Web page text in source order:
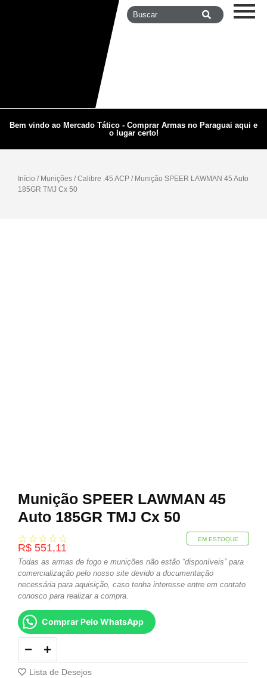
Bem vindo ao Mercado Tático - Comprar Armas no Paraguai aqui e
o lugar certo!
Início / Munições /Calibre .45 ACP / Munição SPEER LAWMAN 45 Auto
185GR TMJ Cx 50
Munição SPEER LAWMAN 45
Auto 185GR TMJ Cx 50
☆☆☆☆☆ EM ESTOQUE
R$ 551,11
Todas as armas de fogo e munições não estão “disponíveis” para
comercialização pelo nosso site devido a documentação
necessária para aquisição, caso tenha interesse entre em contato
conosco para realizar a compra.
Comprar Pelo WhatsApp
Lista de Desejos